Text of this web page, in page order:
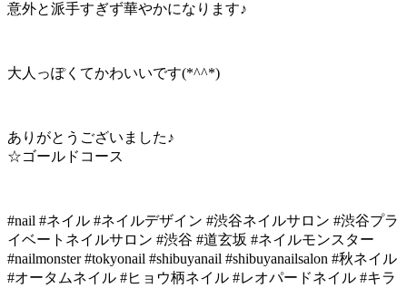
意外と派手すぎず華やかになります♪
大人っぽくてかわいいです(*^^*)
ありがとうございました♪
☆ゴールドコース
#nail #ネイル #ネイルデザイン #渋谷ネイルサロン #渋谷プラ
イベートネイルサロン #渋谷 #道玄坂 #ネイルモンスター
#nailmonster #tokyonail #shibuyanail #shibuyanailsalon #秋ネイル
#オータムネイル #ヒョウ柄ネイル #レオパードネイル #キラ